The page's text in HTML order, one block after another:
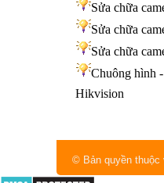
Sửa chữa
Sửa chữa
Sửa chữa
Chuông hình
Hikvision
© Bản quyền thuộc